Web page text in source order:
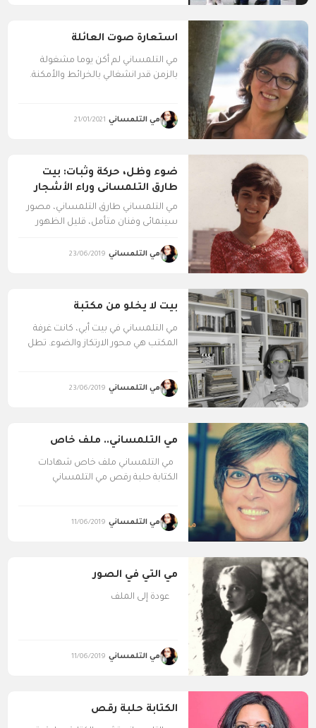
استعارة صوت العائلة
مي التلمساني لم أكن يوما مشغولة
بالزمن قدر انشغالي بالخرائط والأمكنة.
مي التلمساني 21/01/2021
ضوء وظل، حركة وثبات: بيت
طارق التلمساني وراء الأشجار
مي التلمساني طارق التلمساني، مصور
سينمائي وفنان متأمل، قليل الظهور
مي التلمساني 23/06/2019
بيت لا يخلو من مكتبة
مي التلمساني في بيت أبي، كانت غرفة
المكتب هي محور الارتكاز والضوء. تطل
مي التلمساني 23/06/2019
مي التلمساني.. ملف خاص
مي التلمساني ملف خاص شهادات
الكتابة حلبة رقص مي التلمساني
مي التلمساني 11/06/2019
مي التي في الصور
عودة إلى الملف
مي التلمساني 11/06/2019
الكتابة حلبة رقص